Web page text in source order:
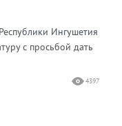
Ингушетия
с просьбой дать
4397